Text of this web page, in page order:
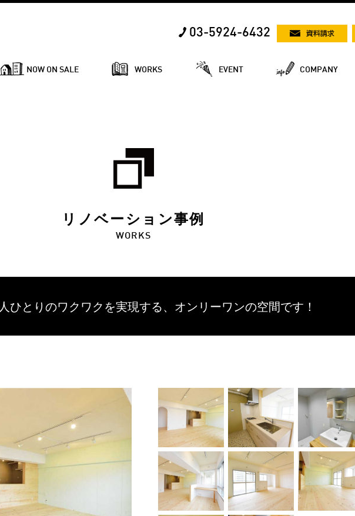
03-5924-6432
NOW ON SALE WORKS EVENT COMPANY
リノベーション事例
WORKS
ひとりのワクワクを実現する、 オンリーワンの空間です！